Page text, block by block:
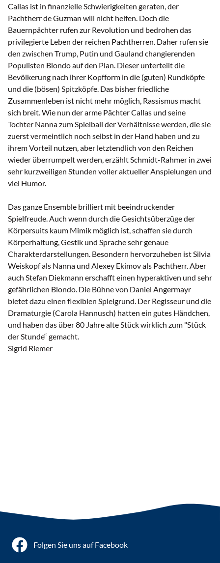
Callas ist in finanzielle Schwierigkeiten geraten, der
Pachtherr de Guzman will nicht helfen. Doch die
Bauernpächter rufen zur Revolution und bedrohen das
privilegierte Leben der reichen Pachtherren. Daher rufen sie
den zwischen Trump, Putin und Gauland changierenden
Populisten Blondo auf den Plan. Dieser unterteilt die
Bevölkerung nach ihrer Kopfform in die (guten) Rundköpfe
und die (bösen) Spitzköpfe. Das bisher friedliche
Zusammenleben ist nicht mehr möglich, Rassismus macht
sich breit. Wie nun der arme Pächter Callas und seine
Tochter Nanna zum Spielball der Verhältnisse werden, die sie
zuerst vermeintlich noch selbst in der Hand haben und zu
ihrem Vorteil nutzen, aber letztendlich von den Reichen
wieder überrumpelt werden, erzählt Schmidt-Rahmer in zwei
sehr kurzweiligen Stunden voller aktueller Anspielungen und
viel Humor.
Das ganze Ensemble brilliert mit beeindruckender
Spielfreude. Auch wenn durch die Gesichtsüberzüge der
Körpersuits kaum Mimik möglich ist, schaffen sie durch
Körperhaltung, Gestik und Sprache sehr genaue
Charakterdarstellungen. Besondern hervorzuheben ist Silvia
Weiskopf als Nanna und Alexey Ekimov als Pachtherr. Aber
auch Stefan Diekmann erschafft einen hyperaktiven und sehr
gefährlichen Blondo. Die Bühne von Daniel Angermayr
bietet dazu einen flexiblen Spielgrund. Der Regisseur und die
Dramaturgie (Carola Hannusch) hatten ein gutes Händchen,
und haben das über 80 Jahre alte Stück wirklich zum "Stück
der Stunde“ gemacht.
Sigrid Riemer
Folgen Sie uns auf Facebook